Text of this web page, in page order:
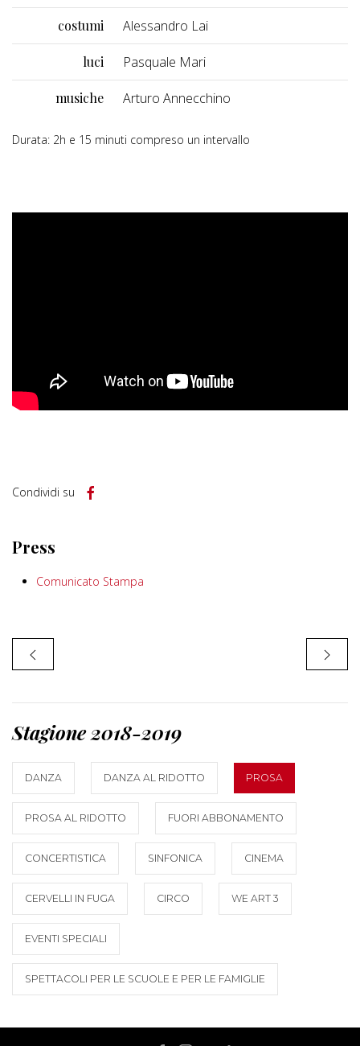
costumi Alessandro Lai
luci Pasquale Mari
musiche Arturo Annecchino
Durata: 2h e 15 minuti compreso un intervallo
Condividi su
Press
Comunicato Stampa
Stagione 2018-2019
DANZA DANZA AL RIDOTTO PROSA
PROSA AL RIDOTTO FUORI ABBONAMENTO
CONCERTISTICA SINFONICA CINEMA
CERVELLI IN FUGA CIRCO WE ART 3
EVENTI SPECIALI
SPETTACOLI PER LE SCUOLE E PER LE FAMIGLIE